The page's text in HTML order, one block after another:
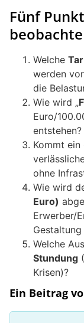
Fünf
Welche
werden
die
Wie wird „
Euro/
entstehen?
Kommt ein
ohne
Wie wird
Euro)
Erwerber/
Welche
Stundung
Krisen)?
Ein Beitrag